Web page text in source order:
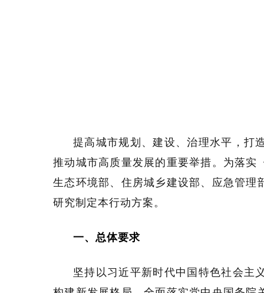
提高城市规划、建设、治理水平，打
推动城市高质量发展的重要举措。为落
生态环境部、住房城乡建设部、应急管
研究制定本行动方案。
一、总体要求
坚持以习近平新时代中国特色社会主